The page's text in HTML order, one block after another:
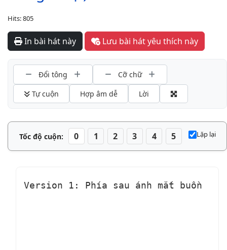
Hits: 805
In bài hát này Lưu bài hát yêu thích này
Đổi tông
Cỡ chữ
Tự cuộn
Hợp âm dễ Lời
Tốc độ cuộn: 0 1 2 3 4 5 Lặp lại
Version 1: Phía sau ánh mắt buồn